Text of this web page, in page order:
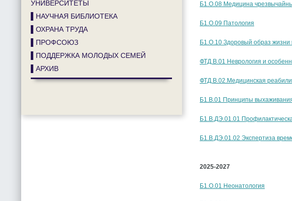
Б1.О.08 Медицина
Б1.О.09 Патология
Б1.О.10 Здоровый образ жизни
ФТД.В.01 Неврология и
ФТД.В.02.Медицинская
Б1.В.01 Принципы
Б1.В.ДЭ.01.01
Б1.В.ДЭ.01.02 Экспертиза
2025-2027
Б1.О.01 Неонатология
УНИВЕРСИТЕТЫ
▌НАУЧНАЯ БИБЛИОТЕКА
▌ОХРАНА ТРУДА
▌ПРОФСОЮЗ
▌ПОДДЕРЖКА МОЛОДЫХ СЕМЕЙ
▌АРХИВ